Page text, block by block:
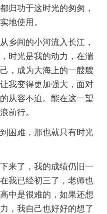
归功于这时光的匆匆，
地使用。
乡间的小河流入长江，
时光是我的动力，在湍
，成为大海上的一艘艘
我变得更加强大，面对
从容不迫。能在这一望
前行。
困难，那也就只有时光
来了，我的成绩仍旧一
我已经初三了，老师也
中是很难的，如果还想
，我自己也好好的想了